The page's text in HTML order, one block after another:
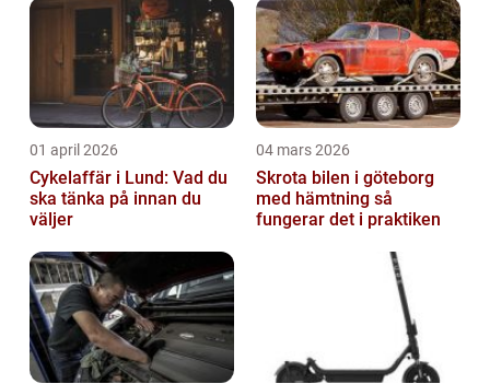
01 april 2026
Cykelaffär i Lund: Vad du
ska tänka på innan du
väljer
04 mars 2026
Skrota bilen i göteborg
med hämtning så
fungerar det i praktiken